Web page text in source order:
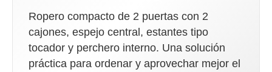
Ropero compacto de 2 puertas con 2
cajones, espejo central, estantes tipo
tocador y perchero interno. Una solución
práctica para ordenar y aprovechar mejor el